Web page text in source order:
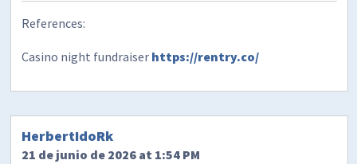
References:
Casino night fundraiser https://rentry.co/
HerbertIdoRk
21 de junio de 2026 at 1:54 PM